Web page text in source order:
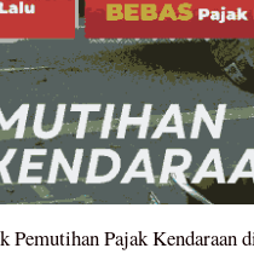
Pemutihan Pajak Kendaraan